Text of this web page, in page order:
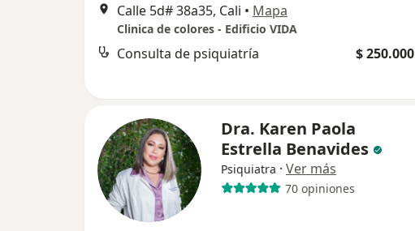
Calle 5d# 38a35, Cali • Mapa
Clinica de colores - Edificio VIDA
Consulta de psiquiatría $ 250.000
Dra. Karen Paola
Estrella Benavides
Psiquiatra · Ver más
70 opiniones